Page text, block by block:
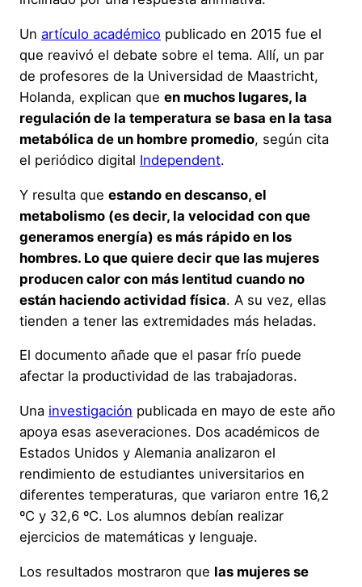
Un artículo académico publicado en 2015 fue el
que reavivó el debate sobre el tema. Allí, un par
de profesores de la Universidad de Maastricht,
Holanda, explican que en muchos lugares, la
regulación de la temperatura se basa en la tasa
metabólica de un hombre promedio, según cita
el periódico digital Independent.
Y resulta que estando en descanso, el
metabolismo (es decir, la velocidad con que
generamos energía) es más rápido en los
hombres. Lo que quiere decir que las mujeres
producen calor con más lentitud cuando no
están haciendo actividad física. A su vez, ellas
tienden a tener las extremidades más heladas.
El documento añade que el pasar frío puede
afectar la productividad de las trabajadoras.
Una investigación publicada en mayo de este año
apoya esas aseveraciones. Dos académicos de
Estados Unidos y Alemania analizaron el
rendimiento de estudiantes universitarios en
diferentes temperaturas, que variaron entre 16,2
ºC y 32,6 ºC. Los alumnos debían realizar
ejercicios de matemáticas y lenguaje.
Los resultados mostraron que las mujeres se